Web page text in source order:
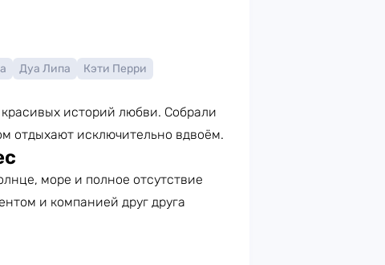
Дуа Липа
Кэти Перри
историй любви. Собрали
отдыхают исключительно вдвоём.
море и полное отсутствие
и компанией друг друга